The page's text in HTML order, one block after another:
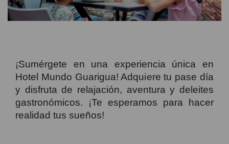
¡Sumérgete en una experiencia única en
Hotel Mundo Guarigua! Adquiere tu pase día
y disfruta de relajación, aventura y deleites
gastronómicos. ¡Te esperamos para hacer
realidad tus sueños!